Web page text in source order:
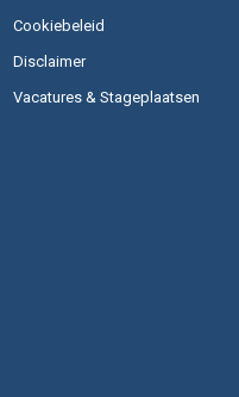
Cookiebeleid
Disclaimer
Vacatures & Stageplaatsen